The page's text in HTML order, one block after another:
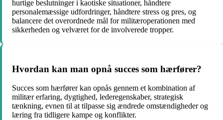
hurtige beslutninger i kaotiske situationer, håndtere
personalemæssige udfordringer, håndtere stress og pres, og
balancere det overordnede mål for militæroperationen med
sikkerheden og velværet for de involverede tropper.
Hvordan kan man opnå succes som hærfører?
Succes som hærfører kan opnås gennem et kombination af
militær erfaring, dygtighed, lederegenskaber, strategisk
tænkning, evnen til at tilpasse sig ændrede omstændigheder og
læring fra tidligere kampe og konflikter.